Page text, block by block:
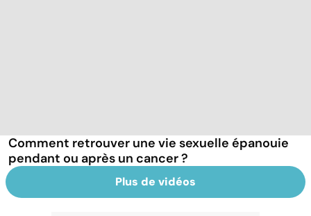
Comment retrouver une vie sexuelle épanouie
pendant ou après un cancer ?
Plus de vidéos